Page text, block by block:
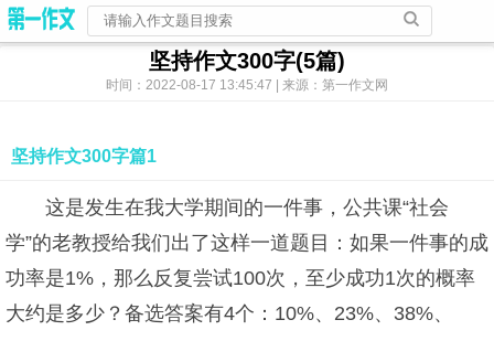
坚持作文300字(5篇)
时间：2022-08-17 13:45:47 | 来源：第一作文网
坚持作文300字篇1
这是发生在我大学期间的一件事，公共课“社会
学”的老教授给我们出了这样一道题目：如果一件事的成
功率是1%，那么反复尝试100次，至少成功1次的概率
大约是多少？备选答案有4个：10%、23%、38%、